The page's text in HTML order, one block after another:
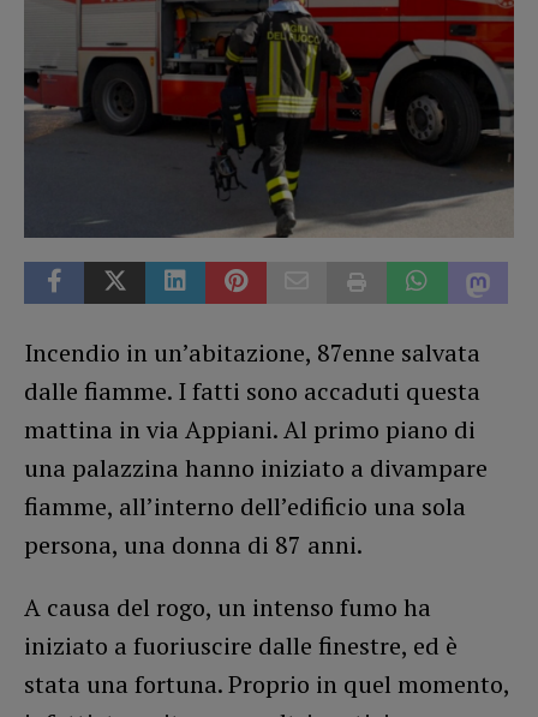
Incendio in un’abitazione, 87enne salvata
dalle fiamme. I fatti sono accaduti questa
mattina in via Appiani. Al primo piano di
una palazzina hanno iniziato a divampare
fiamme, all’interno dell’edificio una sola
persona, una donna di 87 anni.
A causa del rogo, un intenso fumo ha
iniziato a fuoriuscire dalle finestre, ed è
stata una fortuna. Proprio in quel momento,